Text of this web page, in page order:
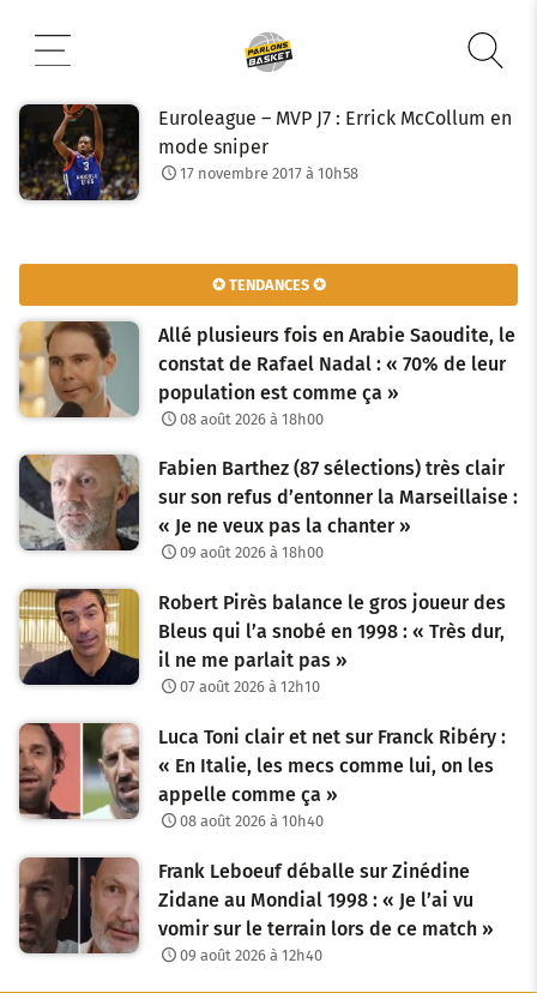
contenu
Euroleague – MVP J7 : Errick McCollum en
mode sniper
17 novembre 2017 à 10h58
✪ TENDANCES ✪
Allé plusieurs fois en Arabie Saoudite, le
constat de Rafael Nadal : « 70% de leur
population est comme ça »
08 août 2026 à 18h00
Fabien Barthez (87 sélections) très clair
sur son refus d’entonner la Marseillaise :
« Je ne veux pas la chanter »
09 août 2026 à 18h00
Robert Pirès balance le gros joueur des
Bleus qui l’a snobé en 1998 : « Très dur,
il ne me parlait pas »
07 août 2026 à 12h10
Luca Toni clair et net sur Franck Ribéry :
« En Italie, les mecs comme lui, on les
appelle comme ça »
08 août 2026 à 10h40
Frank Leboeuf déballe sur Zinédine
Zidane au Mondial 1998 : « Je l’ai vu
vomir sur le terrain lors de ce match »
09 août 2026 à 12h40